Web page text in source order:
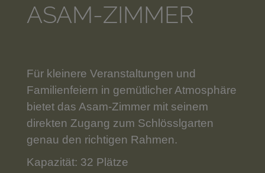
ASAM-ZIMMER
Für kleinere Veranstaltungen und
Familienfeiern in gemütlicher Atmosphäre
bietet das Asam-Zimmer mit seinem
direkten Zugang zum Schlösslgarten
genau den richtigen Rahmen.
Kapazität: 32 Plätze